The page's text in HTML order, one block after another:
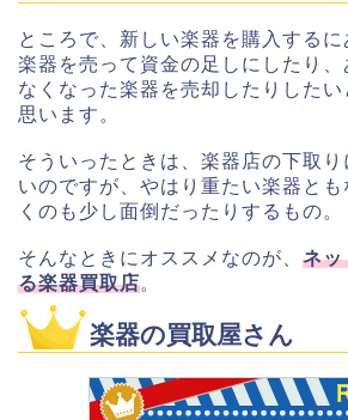
ところで、新しい楽器を購入する
楽器を売って資金の足しにしたり
なくなった楽器を売却したりしたい
思います。
そういったときは、楽器店の下取り
いのですが、やはり重たい楽器と
くのも少し面倒だったりするもの。
そんなときにオススメなのが、 ネッ
る楽器買取店。
楽器の買取屋さん